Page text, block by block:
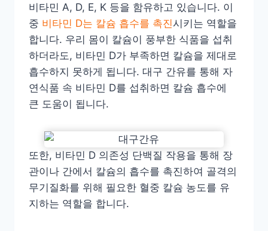
비타민 A, D, E, K 등을 함유하고 있습니다. 이
중 비타민 D는 칼슘 흡수를 촉진시키는 역할을
합니다. 우리 몸이 칼슘이 풍부한 식품을 섭취
하더라도, 비타민 D가 부족하면 칼슘을 제대로
흡수하지 못하게 됩니다. 대구 간유를 통해 자
연식품 속 비타민 D를 섭취하면 칼슘 흡수에
큰 도움이 됩니다.​
또한, 비타민 D 의존성 단백질 작용을 통해 장
관이나 간에서 칼슘의 흡수를 촉진하여 골격의
무기질화를 위해 필요한 혈중 칼슘 농도를 유
지하는 역할을 합니다.